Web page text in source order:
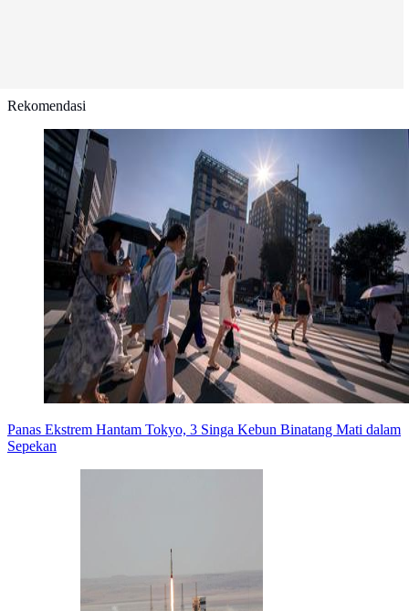
Rekomendasi
Panas Ekstrem Hantam Tokyo, 3 Singa Kebun Binatang Mati dalam
Sepekan